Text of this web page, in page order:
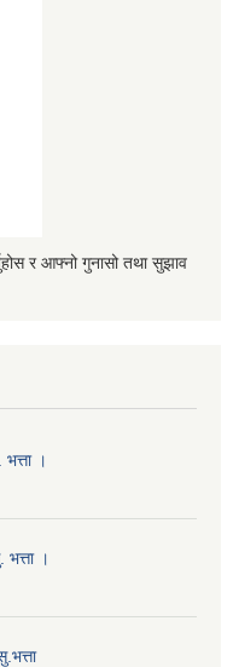
र आफ्नो गुनासो तथा सुझाव
।
।